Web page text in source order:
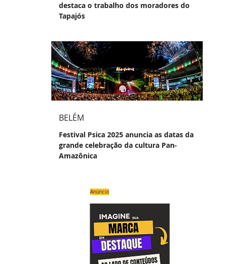
destaca o trabalho dos moradores do
Tapajós
BELÉM
Festival Psica 2025 anuncia as datas da
grande celebração da cultura Pan-
Amazônica
Anúncio